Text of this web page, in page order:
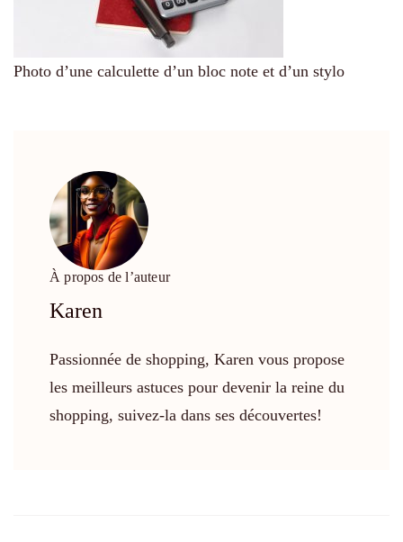
Photo d’une calculette d’un bloc note et d’un stylo
À propos de l’auteur
Karen
Passionnée de shopping, Karen vous propose
les meilleurs astuces pour devenir la reine du
shopping, suivez-la dans ses découvertes!